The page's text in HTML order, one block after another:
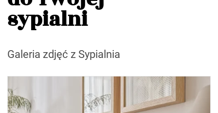
sypialni
Galeria zdjęć z Sypialnia